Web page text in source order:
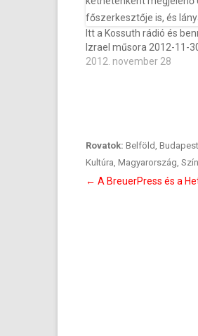
Itt a Kossuth rádió és
Izrael műsora 2012-11-
2012. november 28
Rovatok: Belföld, Budapest
Kultúra, Magyarország,
Bejegyzés
← A BreuerPress és a